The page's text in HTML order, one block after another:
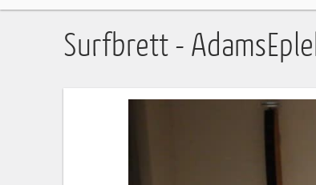
Surfbrett -